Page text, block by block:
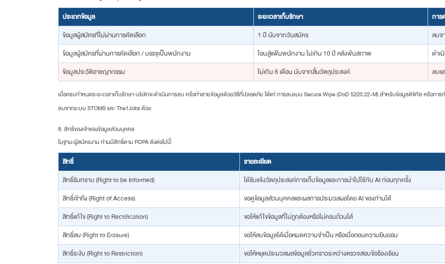
ประเภทข้อมูล ระยะเวลาเก็บรักษา
การ
ข้อมูลผู้สมัครที่ไม่ผ่านการคัดเลือก
1 ปี นับจากวันสมัคร
ลบจ
ข้อมูลผู้สมัครที่ผ่านการคัดเลือก / บรรจุเป็นพนักงาน
โอนสู่แฟ้มพนักงาน ไม่เกิน 10 ปี หลังพ้นสภาพ
ดำเ
ข้อมูลประวัติอาชญากรรม
ไม่เกิน 6 เดือน นับจากสิ้นวัตถุประสงค์ ลบแ
เมื่อครบกำหนดระยะเวลาเก็บรักษา บริษัทจะดำเนินการลบ หรือทำลายข้อมูลด้วยวิธีที่ปลอดภัย ได้แก่ การลบแบบ Secure Wipe (DoD 5220.22-M) สำหรับข้อมูลดิจิทัล หรือการ
ลบจากระบบ STOMS และ The1Jobs ด้วย
8. สิทธิ์ของเจ้าของข้อมูลส่วนบุคคล
ในฐานะผู้สมัครงาน ท่านมีสิทธิ์ตาม PDPA ดังต่อไปนี้:
สิทธิ์
รายละเอียด
สิทธิ์รับทราบ (Right to be Informed)
ได้รับแจ้งวัตถุประสงค์การเก็บข้อมูลและการนำไปใช้กับ AI ก่อนทุกครั้ง
สิทธิ์เข้าถึง (Right of Access)
ขอดูข้อมูลส่วนบุคคลและผลการประมวลผลโดย AI ของท่านได้
สิทธิ์แก้ไข (Right to Rectification)
ขอให้แก้ไขข้อมูลที่ไม่ถูกต้องหรือไม่ครบถ้วนได้
สิทธิ์ลบ (Right to Erasure)
ขอให้ลบข้อมูลได้เมื่อหมดความจำเป็น หรือเมื่อถอนความยินยอม
สิทธิ์ระงับ (Right to Restriction)
ขอให้หยุดประมวลผลข้อมูลชั่วคราวระหว่างตรวจสอบข้อร้องเรียน